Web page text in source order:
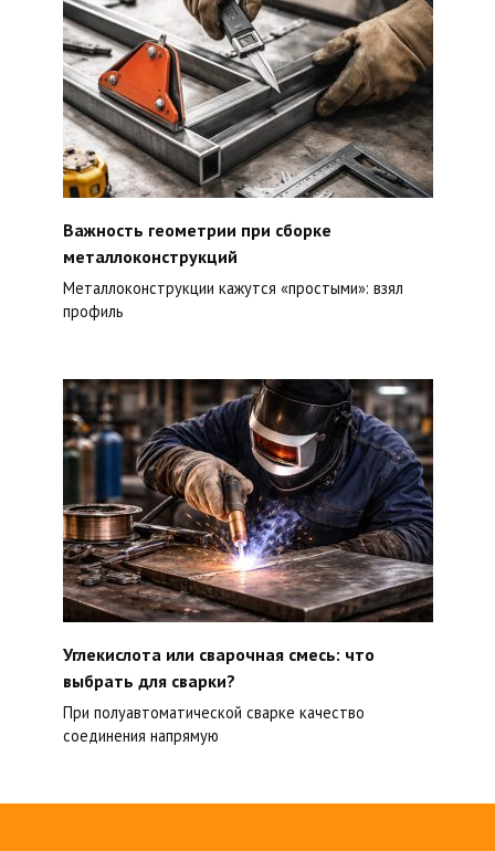
Важность геометрии при сборке
металлоконструкций
Металлоконструкции кажутся «простыми»: взял
профиль
Углекислота или сварочная смесь: что
выбрать для сварки?
При полуавтоматической сварке качество
соединения напрямую